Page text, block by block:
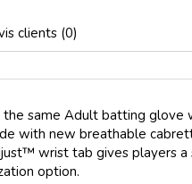
clients (0)
the same Adult batting
with new breathable
wrist tab gives players
option.